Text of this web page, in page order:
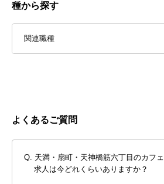
種から探す
関連職種
よくあるご質問
天満・扇町・天神橋筋六丁目のカフ
求人は今どれくらいありますか？